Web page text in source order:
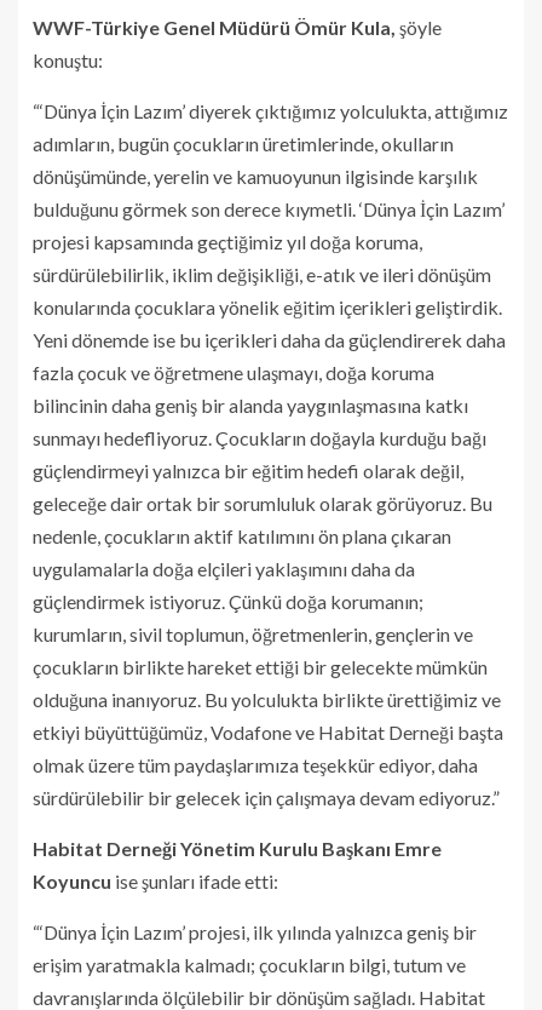
WWF-Türkiye Genel Müdürü Ömür Kula, şöyle
konuştu:
“‘Dünya İçin Lazım’ diyerek çıktığımız yolculukta, attığımız
adımların, bugün çocukların üretimlerinde, okulların
dönüşümünde, yerelin ve kamuoyunun ilgisinde karşılık
bulduğunu görmek son derece kıymetli. ‘Dünya İçin Lazım’
projesi kapsamında geçtiğimiz yıl doğa koruma,
sürdürülebilirlik, iklim değişikliği, e-atık ve ileri dönüşüm
konularında çocuklara yönelik eğitim içerikleri geliştirdik.
Yeni dönemde ise bu içerikleri daha da güçlendirerek daha
fazla çocuk ve öğretmene ulaşmayı, doğa koruma
bilincinin daha geniş bir alanda yaygınlaşmasına katkı
sunmayı hedefliyoruz. Çocukların doğayla kurduğu bağı
güçlendirmeyi yalnızca bir eğitim hedefi olarak değil,
geleceğe dair ortak bir sorumluluk olarak görüyoruz. Bu
nedenle, çocukların aktif katılımını ön plana çıkaran
uygulamalarla doğa elçileri yaklaşımını daha da
güçlendirmek istiyoruz. Çünkü doğa korumanın;
kurumların, sivil toplumun, öğretmenlerin, gençlerin ve
çocukların birlikte hareket ettiği bir gelecekte mümkün
olduğuna inanıyoruz. Bu yolculukta birlikte ürettiğimiz ve
etkiyi büyüttüğümüz, Vodafone ve Habitat Derneği başta
olmak üzere tüm paydaşlarımıza teşekkür ediyor, daha
sürdürülebilir bir gelecek için çalışmaya devam ediyoruz.”
Habitat Derneği Yönetim Kurulu Başkanı Emre
Koyuncu ise şunları ifade etti:
“‘Dünya İçin Lazım’ projesi, ilk yılında yalnızca geniş bir
erişim yaratmakla kalmadı; çocukların bilgi, tutum ve
davranışlarında ölçülebilir bir dönüşüm sağladı. Habitat